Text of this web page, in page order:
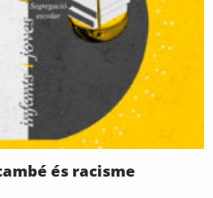
és racisme